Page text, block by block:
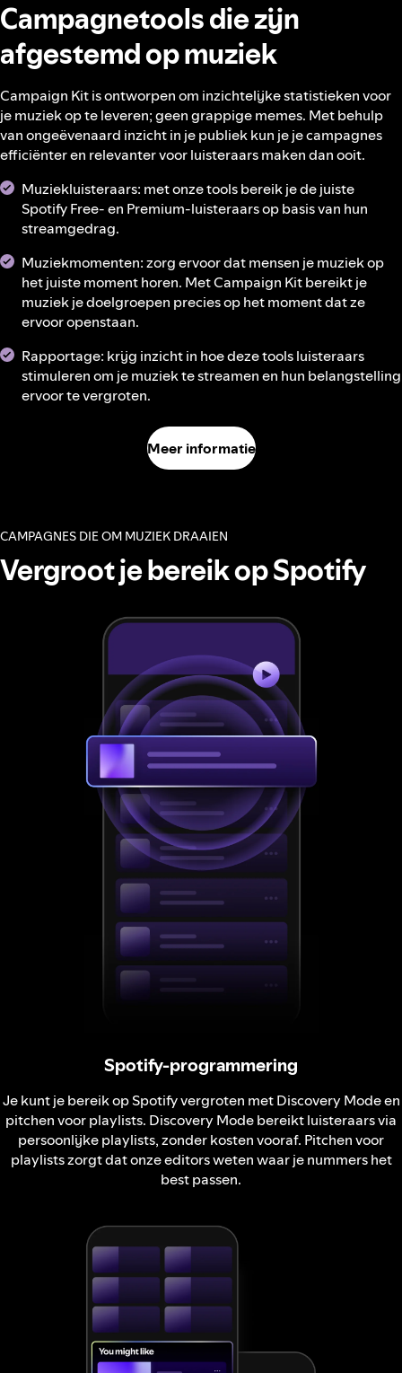
Campagnetools die zijn
afgestemd op muziek
Campaign Kit is ontworpen om inzichtelijke statistieken voor
je muziek op te leveren; geen grappige memes. Met behulp
van ongeëvenaard inzicht in je publiek kun je je campagnes
efficiënter en relevanter voor luisteraars maken dan ooit.
Muziekluisteraars: met onze tools bereik je de juiste
Spotify Free- en Premium-luisteraars op basis van hun
streamgedrag.
Muziekmomenten: zorg ervoor dat mensen je muziek op
het juiste moment horen. Met Campaign Kit bereikt je
muziek je doelgroepen precies op het moment dat ze
ervoor openstaan.
Rapportage: krijg inzicht in hoe deze tools luisteraars
stimuleren om je muziek te streamen en hun belangstelling
ervoor te vergroten.
Meer informatie
CAMPAGNES DIE OM MUZIEK DRAAIEN
Vergroot je bereik op Spotify
Spotify-programmering
Je kunt je bereik op Spotify vergroten met Discovery Mode en
pitchen voor playlists. Discovery Mode bereikt luisteraars via
persoonlijke playlists, zonder kosten vooraf. Pitchen voor
playlists zorgt dat onze editors weten waar je nummers het
best passen.